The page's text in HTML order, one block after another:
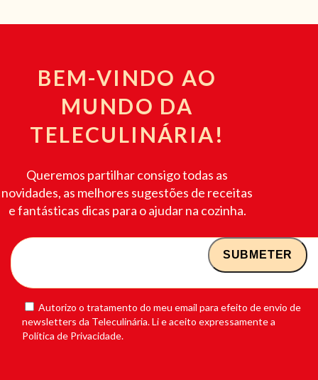
BEM-VINDO AO
MUNDO DA
TELECULINÁRIA!
Queremos partilhar consigo todas as
novidades, as melhores sugestões de receitas
e fantásticas dicas para o ajudar na cozinha.
Autorizo o tratamento do meu email para efeito de envio de
newsletters da Teleculinária. Li e aceito expressamente a
Política de Privacidade.